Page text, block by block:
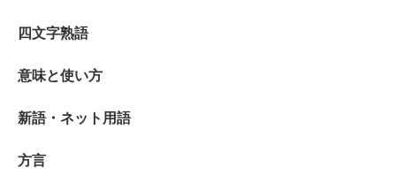
四文字熟語
意味と使い方
新語・ネット用語
方言